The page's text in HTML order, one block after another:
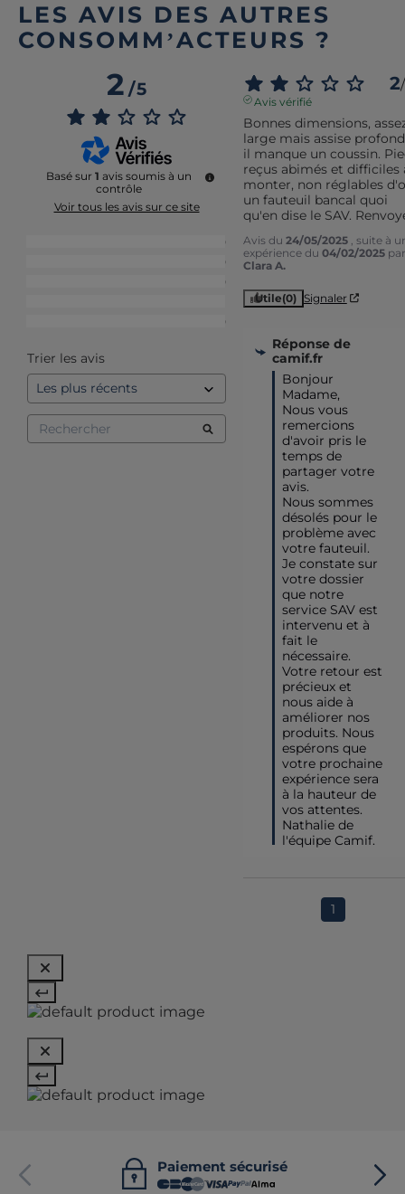
LES AVIS DES AUTRES
CONSOMM’ACTEURS ?
2/5
Basé sur 1 avis soumis à un
contrôle
Voir tous les avis sur ce site
0
0
0
0
Trier les avis
2/
Avis vérifié
Bonnes dimensions,
large mais assise
il manque un coussin.
reçus abimés et difficiles
monter, non réglables
un fauteuil bancal quoi
qu'en dise le SAV.
Avis du 24/05/2025
, suite à
expérience du 04/02/2025 par
Clara A.
Utile(0) Signaler
Réponse de
camif.fr
Bonjour
Madame,
Nous vous
remercions
d'avoir pris le
temps de
partager votre
avis.
Nous sommes
désolés pour le
problème avec
votre fauteuil.
Je constate sur
votre dossier
que notre
service SAV est
intervenu et à
fait le
nécessaire.
Votre retour est
précieux et
nous aide à
améliorer nos
produits. Nous
espérons que
votre prochaine
expérience sera
à la hauteur de
vos attentes.
Nathalie de
l'équipe Camif.
1
Paiement sécurisé